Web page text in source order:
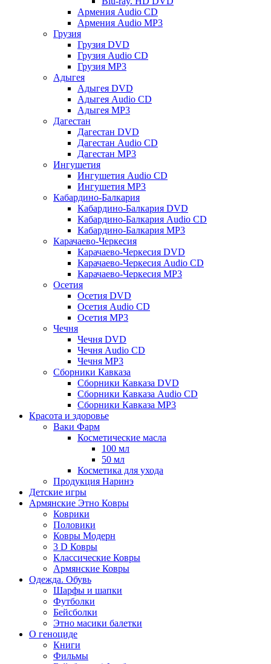
Армения Audio CD
Армения Audio MP3
Грузия
Грузия DVD
Грузия Audio CD
Грузия MP3
Адыгея
Адыгея DVD
Адыгея Audio CD
Адыгея MP3
Дагестан
Дагестан DVD
Дагестан Audio CD
Дагестан MP3
Ингушетия
Ингушетия Audio CD
Ингушетия MP3
Кабардино-Балкария
Кабардино-Балкария DVD
Кабардино-Балкария Audio CD
Кабардино-Балкария MP3
Карачаево-Черкесия
Карачаево-Черкесия DVD
Карачаево-Черкесия Audio CD
Карачаево-Черкесия MP3
Осетия
Осетия DVD
Осетия Audio CD
Осетия MP3
Чечня
Чечня DVD
Чечня Audio CD
Чечня MP3
Сборники Кавказа
Сборники Кавказа DVD
Сборники Кавказа Audio CD
Сборники Кавказа MP3
Красота и здоровье
Ваки Фарм
Косметические масла
100 мл
50 мл
Косметика для ухода
Продукция Наринэ
Детские игры
Армянские Этно Ковры
Коврики
Половики
Ковры Модерн
3 D Ковры
Классические Ковры
Армянские Ковры
Одежда. Обувь
Шарфы и шапки
Футболки
Бейсболки
Этно масики балетки
О геноциде
Книги
Фильмы